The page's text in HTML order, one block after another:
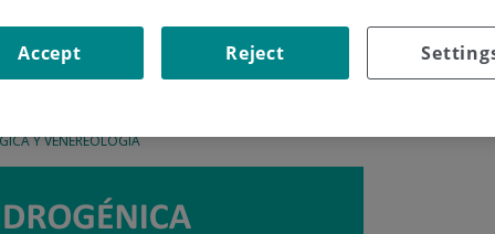
entre un 30 y un 50% de los varones antes
Y VENEREOLOGÍA
Reject
Accept